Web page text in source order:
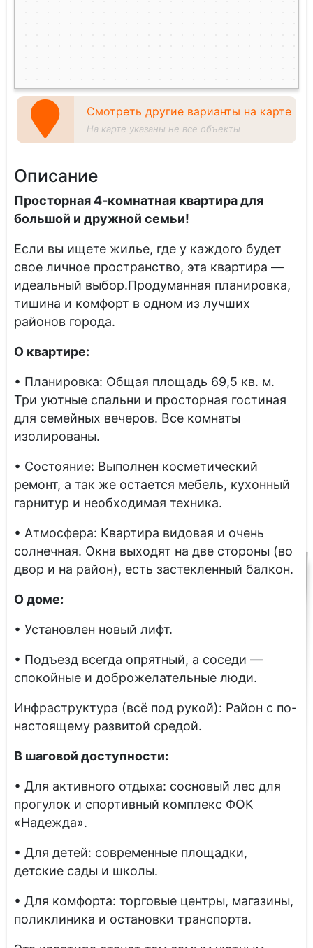
Смотреть другие варианты на карте
На карте указаны не все объекты
Описание
Просторная 4-комнатная квартира для
большой и дружной семьи!
Если вы ищете жилье, где у каждого будет
свое личное пространство, эта квартира —
идеальный выбор.Продуманная планировка,
тишина и комфорт в одном из лучших
районов города.
О квартире:
• Планировка: Общая площадь 69,5 кв. м.
Три уютные спальни и просторная гостиная
для семейных вечеров. Все комнаты
изолированы.
• Состояние: Выполнен косметический
ремонт, а так же остается мебель, кухонный
гарнитур и необходимая техника.
• Атмосфера: Квартира видовая и очень
солнечная. Окна выходят на две стороны (во
двор и на район), есть застекленный балкон.
О доме:
• Установлен новый лифт.
• Подъезд всегда опрятный, а соседи —
спокойные и доброжелательные люди.
Инфраструктура (всё под рукой): Район с по-
настоящему развитой средой.
В шаговой доступности:
• Для активного отдыха: сосновый лес для
прогулок и спортивный комплекс ФОК
«Надежда».
• Для детей: современные площадки,
детские сады и школы.
• Для комфорта: торговые центры, магазины,
поликлиника и остановки транспорта.